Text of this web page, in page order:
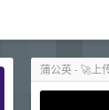
蒲公英 - 🚀